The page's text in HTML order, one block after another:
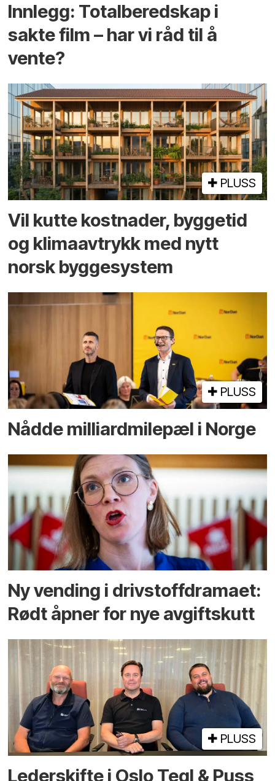
Innlegg: Totalberedskap i
sakte film – har vi råd til å
vente?
PLUSS
Vil kutte kostnader, byggetid
og klima­avtrykk med nytt
norsk bygge­system
PLUSS
Nådde milliard­­milepæl i Norge
Ny vending i drivstoffdramaet:
Rødt åpner for nye avgiftskutt
PLUSS
Lederskifte i Oslo Tegl & Puss